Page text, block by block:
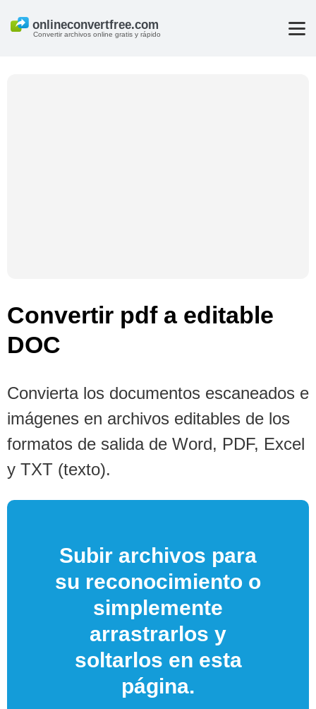
Convertir archivos online gratis y rápido
Convertir pdf a editable
DOC
Convierta los documentos escaneados e
imágenes en archivos editables de los
formatos de salida de Word, PDF, Excel
y TXT (texto).
Subir archivos para
su reconocimiento o
simplemente
arrastrarlos y
soltarlos en esta
página.